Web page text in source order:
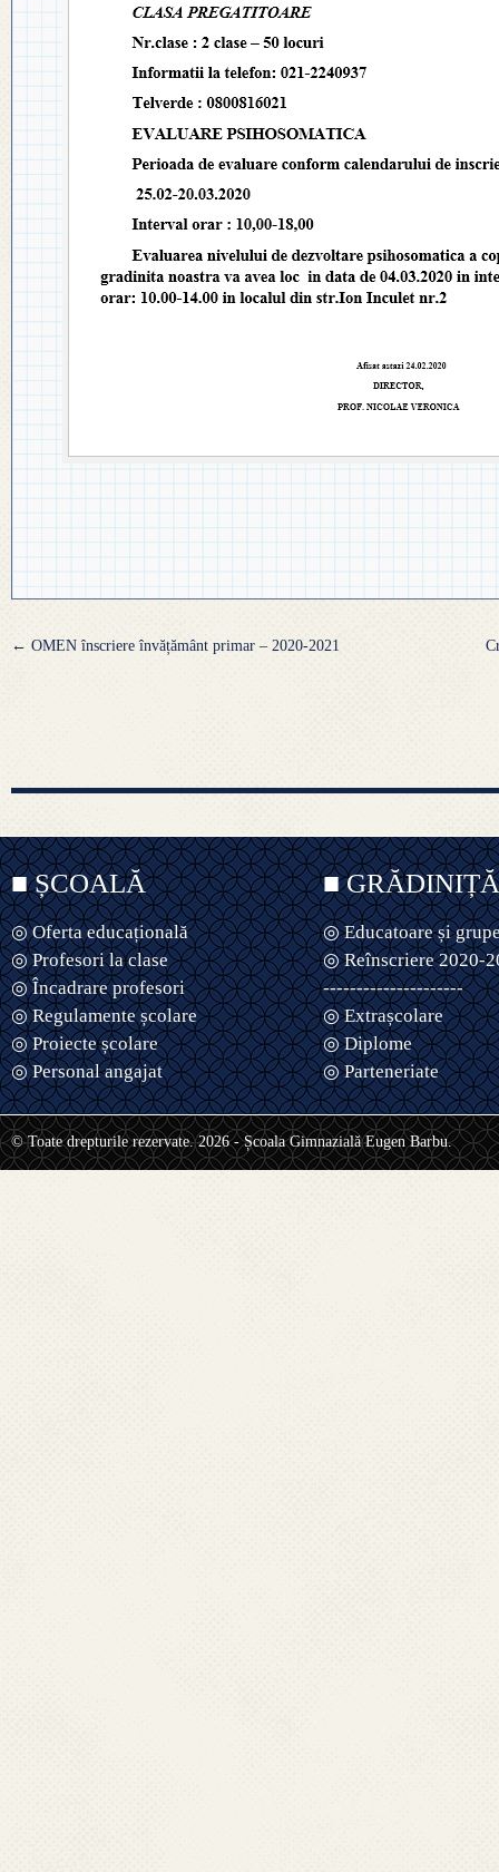
Navigare
← OMEN înscriere învățământ primar – 2020-2021
■ ȘCOALĂ
◎ Oferta educațională
◎ Profesori la clase
◎ Încadrare profesori
◎ Regulamente școlare
◎ Proiecte școlare
◎ Personal angajat
■ GRĂDINIȚĂ
◎ Educatoare și
◎ Reînscriere 2020-
---------------------
◎ Extrașcolare
◎ Diplome
◎ Parteneriate
© Toate drepturile rezervate. 2026 - Școala Gimnazială Eugen Barbu.